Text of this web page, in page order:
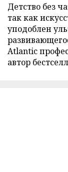
Детство без
так как
уподоблен
Atlantic
автор